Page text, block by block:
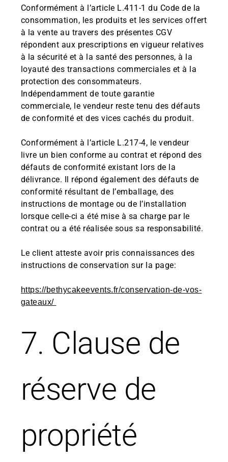
Conformément à l’article L.411-1 du Code de la
consommation, les produits et les services offert
à la vente au travers des présentes CGV
répondent aux prescriptions en vigueur relatives
à la sécurité et à la santé des personnes, à la
loyauté des transactions commerciales et à la
protection des consommateurs.
Indépendamment de toute garantie
commerciale, le vendeur reste tenu des défauts
de conformité et des vices cachés du produit.
Conformément à l’article L.217-4, le vendeur
livre un bien conforme au contrat et répond des
défauts de conformité existant lors de la
délivrance. Il répond également des défauts de
conformité résultant de l’emballage, des
instructions de montage ou de l’installation
lorsque celle-ci a été mise à sa charge par le
contrat ou a été réalisée sous sa responsabilité.
Le client atteste avoir pris connaissances des
instructions de conservation sur la page:
https://bethycakeevents.fr/conservation-de-vos-
gateaux/
7. Clause de
réserve de
propriété